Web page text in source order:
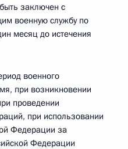
заключен с
военную службу по
месяц до истечения
военного
при возникновении
проведении
при использовании
Федерации за
Федерации